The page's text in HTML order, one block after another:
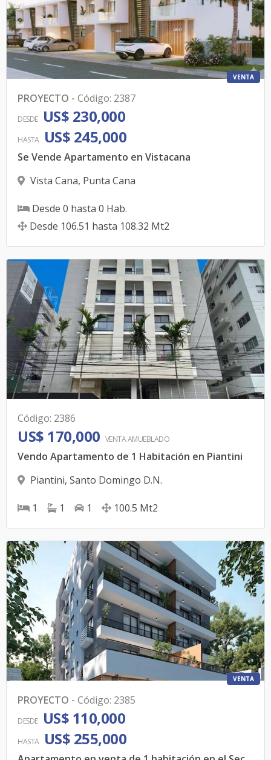
VENTA
PROYECTO - Código: 2387
DESDE US$ 230,000
HASTA US$ 245,000
Se Vende Apartamento en Vistacana
Vista Cana, Punta Cana
Desde 0 hasta 0 Hab.
Desde 106.51 hasta 108.32 Mt2
Código: 2386
US$ 170,000 VENTA AMUEBLADO
Vendo Apartamento de 1 Habitación en Piantini
Piantini, Santo Domingo D.N.
1 1 1 100.5 Mt2
VENTA
PROYECTO - Código: 2385
DESDE US$ 110,000
HASTA US$ 255,000